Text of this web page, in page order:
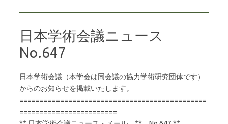
日本学術会議ニュース
No.647
日本学術会議（本学会は同会議の協力学術研究団体です）
からのお知らせを掲載いたします。
==============================================
========================